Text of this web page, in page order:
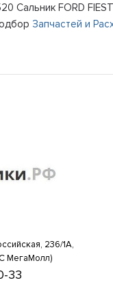
Сальник FORD
Запчастей и
236/1А,
МегаМолл)
33